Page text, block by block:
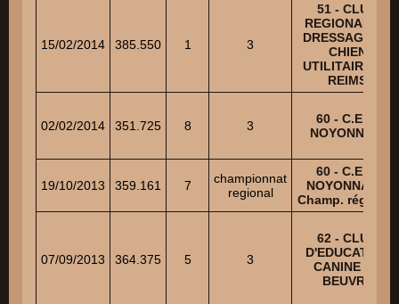
15/02/2014 385.550 1 3
51 - CLUB
REGIONAL DE
DRESSAGE DU
CHIEN
UTILITAIRE DE
REIMS
02/02/2014 351.725 8 3
60 - C.E.C.
NOYONNAIS
19/10/2013 359.161 7
championnat
regional
60 - C.E.C.
NOYONNAIS -
Champ. régional
07/09/2013 364.375 5 3
62 - CLUB
D'EDUCATION
CANINE DE
BEUVRY